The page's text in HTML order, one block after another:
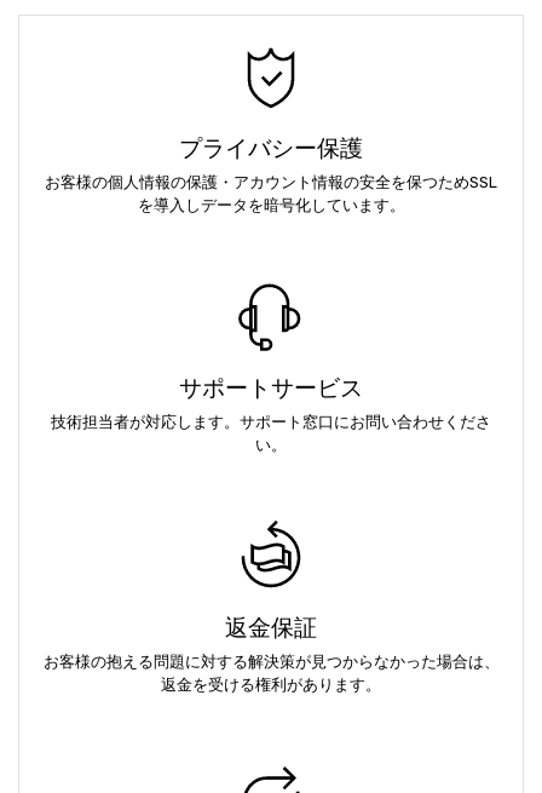
プライバシー保護
お客様の個人情報の保護・アカウント情報の安全を保つためSSL
を導入しデータを暗号化しています。
サポートサービス
技術担当者が対応します。サポート窓口にお問い合わせくださ
い。
返金保証
お客様の抱える問題に対する解決策が見つからなかった場合は、
返金を受ける権利があります。